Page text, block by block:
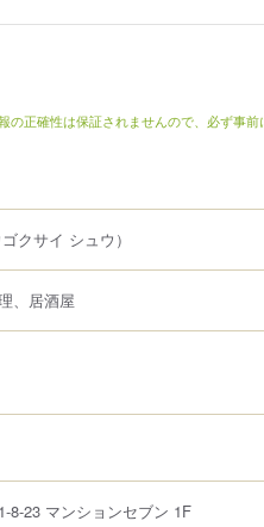
の正確性は保証されませんので、必ず事前
ゴクサイ シュウ）
、居酒屋
1-8-23 マンションセブン 1F